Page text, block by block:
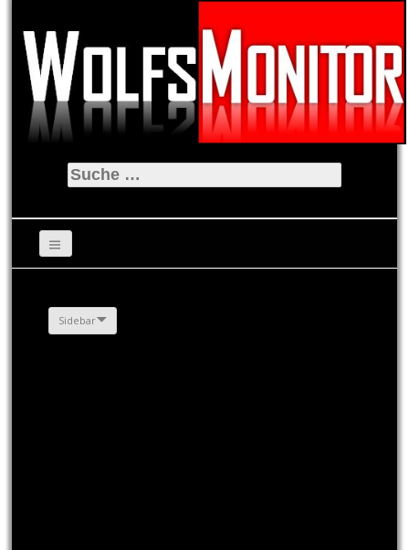
Suche
nach:
Sidebar